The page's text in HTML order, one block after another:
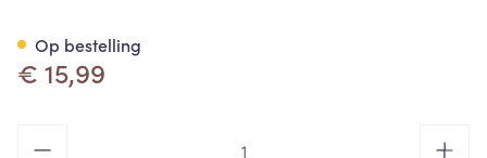
€ 15,99
Op bestelling